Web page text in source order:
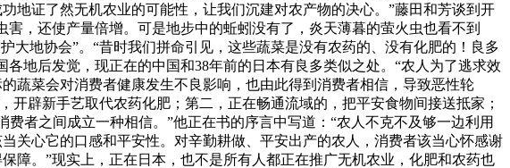
地证了然无机农业的可能性，让我们沉建对农产物的决心。”藤田和芳谈到开
，还使产量倍增。可是地步中的蚯蚓没有了，炎天薄暮的萤火虫也看不到
大地协会”。“昔时我们拼命引见，这些蔬菜是没有农药的、没有化肥的！良多
地后发觉，现正在的中国和38年前的日本有良多类似之处。“农人为了逃求效
蔬菜会对消费者健康发生不良影响，也由此得到消费者相信，导致恶性轮
辟新手艺取代农药化肥；第二，正在畅通流域的，把平安食物间接送抵家；
者之间成立一种相信。”他正在书的序言中写道：“农人不克不及够一边利用
关心它的口感和平安性。对辛勤耕做、平安出产的农人，消费者该当心怀感谢
障。”现实上，正在日本，也不是所有人都正在推广无机农业，化肥和农药也